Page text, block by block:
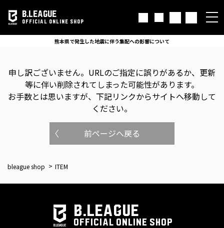
B.LEAGUE
OFFICIAL ONLINE SHOP
熊本県で発生した地震に伴う集配への影響について
申し訳ございません。 URLのご指定に誤りがあるか、更新
等に伴い削除されてしまった可能性があります。
お手数とは思いますが、下記リンクからサイトへ移動して
ください。
前ページへ戻る
bleague shop ITEM
B.LEAGUE
OFFICIAL ONLINE SHOP